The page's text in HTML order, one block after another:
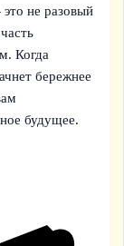
не разовый
Когда
бережнее
будущее.